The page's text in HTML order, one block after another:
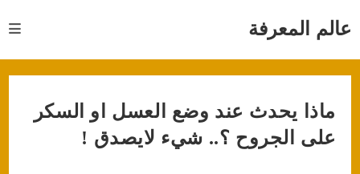
عالم المعرفة
ماذا يحدث عند وضع العسل او السكر
على الجروح ؟.. شيء لايصدق !